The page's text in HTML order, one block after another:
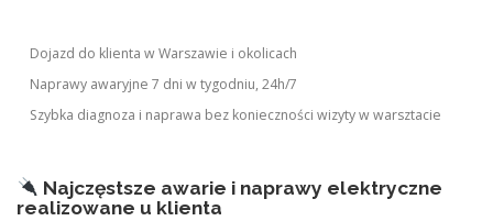
Dojazd do klienta w Warszawie i okolicach
Naprawy awaryjne 7 dni w tygodniu, 24h/7
Szybka diagnoza i naprawa bez konieczności wizyty w warsztacie
Najczęstsze awarie i naprawy elektryczne
realizowane u klienta